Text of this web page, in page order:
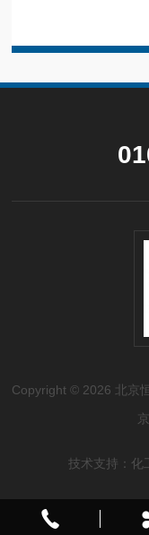
Copyright © 2026 北京
技术支持： 化